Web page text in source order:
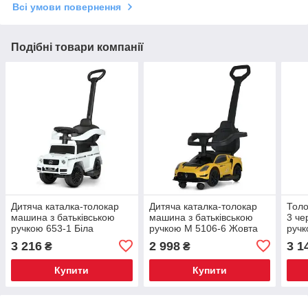
Всі умови повернення
Подібні товари компанії
Дитяча каталка-толокар
машина з батьківською
ручкою 653-1 Біла
3 216 ₴
Купити
Дитяча каталка-толокар
машина з батьківською
ручкою M 5106-6 Жовта
2 998₴
Купити
3
3